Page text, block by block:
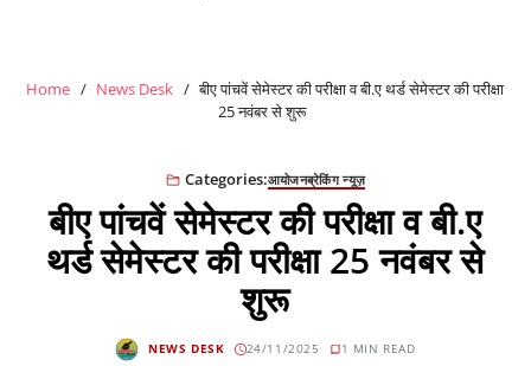
Home News Desk
बीए पांचवें सेमेस्टर की परीक्षा व बी.ए थर्ड सेमेस्टर की परीक्षा
25 नवंबर से शुरू
Categories:आयोजनब्रेकिंग न्यूज़
बीए पांचवें सेमेस्टर की परीक्षा व बी.ए
थर्ड सेमेस्टर की परीक्षा 25 नवंबर से
शुरू
NEWS DESK 24/11/2025 1 MIN READ